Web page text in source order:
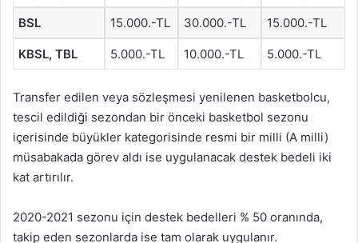
BSL 15.000.-TL 30.000.-TL 15.000.-TL
KBSL, TBL 5.000.-TL 10.000.-TL 5.000.-TL
Transfer edilen veya sözleşmesi yenilenen basketbolcu,
tescil edildiği sezondan bir önceki basketbol sezonu
içerisinde büyükler kategorisinde resmi bir milli (A milli)
müsabakada görev aldı ise uygulanacak destek bedeli iki
kat artırılır.
2020-2021 sezonu için destek bedelleri % 50 oranında,
takip eden sezonlarda ise tam olarak uygulanır.